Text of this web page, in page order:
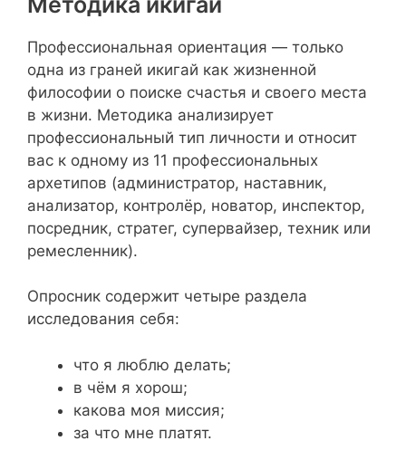
Профессиональная ориентация — только
одна из граней икигай как жизненной
философии о поиске счастья и своего места
в жизни. Методика анализирует
профессиональный тип личности и относит
вас к одному из 11 профессиональных
архетипов (администратор, наставник,
анализатор, контролёр, новатор, инспектор,
посредник, стратег, супервайзер, техник или
ремесленник).
Опросник содержит четыре раздела
исследования себя:
что я люблю делать;
в чём я хорош;
какова моя миссия;
за что мне платят.